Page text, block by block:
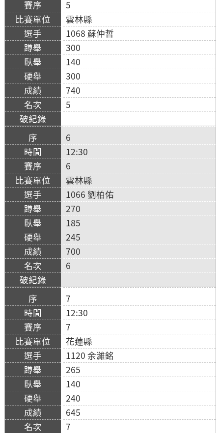
5
雲林縣
1068 蘇仲哲
300
140
300
740
5
6
12:30
6
雲林縣
1066 劉柏佑
270
185
245
700
6
7
12:30
7
花蓮縣
1120 余濰銘
265
140
240
645
7